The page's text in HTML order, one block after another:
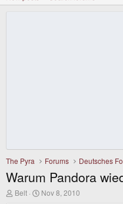
The Pyra Forums Deutsches
Warum Pandora
T
Belt
S
Nov 8, 2010